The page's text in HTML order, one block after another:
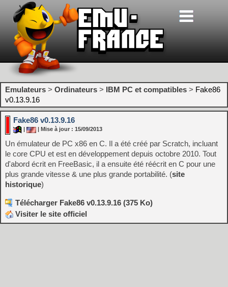
Emulateurs > Ordinateurs > IBM PC et compatibles > Fake86
v0.13.9.16
Fake86 v0.13.9.16
| Mise à jour : 15/09/2013
Un émulateur de PC x86 en C. Il a été créé par Scratch, incluant
le core CPU et est en développement depuis octobre 2010. Tout
d'abord écrit en FreeBasic, il a ensuite été réécrit en C pour une
plus grande vitesse & une plus grande portabilité. (site
historique)
Télécharger Fake86 v0.13.9.16 (375 Ko)
Visiter le site officiel